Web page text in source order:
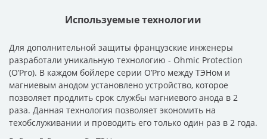
Используемые технологии
Для дополнительной защиты французские инженеры
разработали уникальную технологию - Ohmic Protection
(O’Pro). В каждом бойлере серии O’Pro между ТЭНом и
магниевым анодом установлено устройство, которое
позволяет продлить срок службы магниевого анода в 2
раза. Данная технология позволяет экономить на
техобслуживании и проводить его только один раз в 2 года.